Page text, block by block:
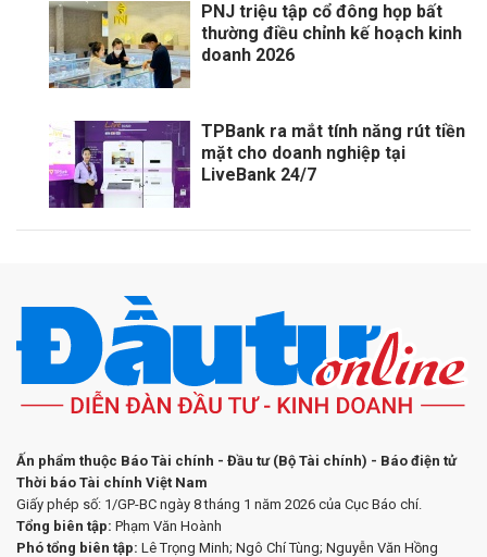
PNJ triệu tập cổ đông họp bất
thường điều chỉnh kế hoạch kinh
doanh 2026
TPBank ra mắt tính năng rút tiền
mặt cho doanh nghiệp tại
LiveBank 24/7
Ấn phẩm thuộc Báo Tài chính - Đầu tư (Bộ Tài chính) - Báo điện tử
Thời báo Tài chính Việt Nam
Giấy phép số: 1/GP-BC ngày 8 tháng 1 năm 2026 của Cục Báo chí.
Tổng biên tập: Phạm Văn Hoành
Phó tổng biên tập: Lê Trọng Minh; Ngô Chí Tùng; Nguyễn Văn Hồng